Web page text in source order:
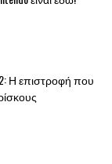
2: Η επιστροφή που